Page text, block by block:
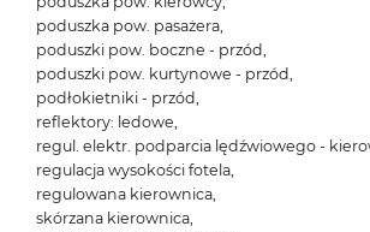
poduszka pow. pasażera,
poduszki pow. boczne - przód,
poduszki pow. kurtynowe - przód,
podłokietniki - przód,
reflektory: ledowe,
regul. elektr. podparcia lędźwiowego -
regulacja wysokości fotela,
regulowana kierownica,
skórzana kierownica,